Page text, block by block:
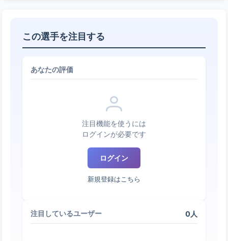
この選手を注目する
あなたの評価
注目機能を使うには
ログインが必要です
ログイン
新規登録はこちら
注目しているユーザー 0人